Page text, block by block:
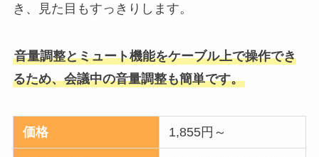
き、見た目もすっきりします。
音量調整とミュート機能をケーブル上で操作でき
るため、会議中の音量調整も簡単です。
価格 1,855円～